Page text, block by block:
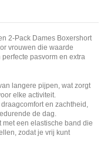
2-Pack Dames Boxershort
vrouwen die waarde
pasvorm en extra
langere pijpen, wat zorgt
elke activiteit.
en zachtheid,
de dag.
met een elastische band die
zodat je vrij kunt